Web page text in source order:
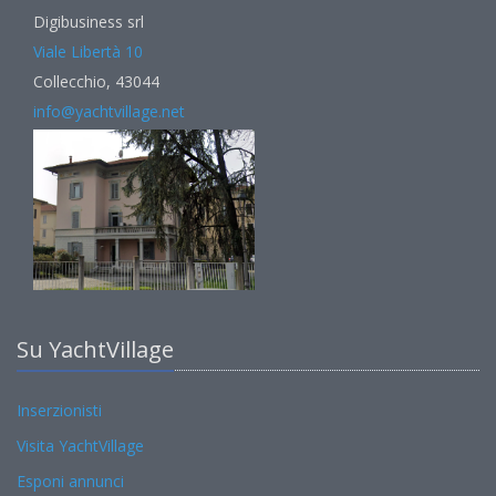
Digibusiness srl
Viale Libertà 10
Collecchio, 43044
info@yachtvillage.net
Su YachtVillage
Inserzionisti
Visita YachtVillage
Esponi annunci